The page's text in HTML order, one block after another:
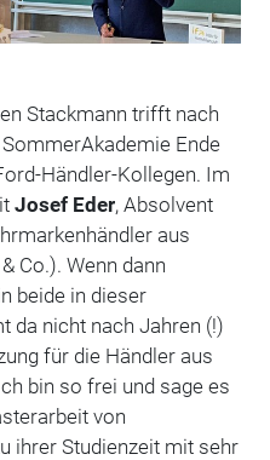
Stackmann trifft nach
Ende
Händler-Kollegen. Im
Josef Eder, Absolvent
aus
Co.). Wenn dann
beide in dieser
da nicht nach Jahren (!)
für die Händler aus
bin so frei und sage es
von
ihrer Studienzeit mit sehr